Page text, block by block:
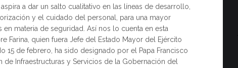
a dar un salto cualitativo en las líneas de desarrollo,
y el cuidado del personal, para una mayor
materia de seguridad. Así nos lo cuenta en esta
Farina, quien fuera Jefe del Estado Mayor del Ejército
15 de febrero, ha sido designado por el Papa Francisco
Infraestructuras y Servicios de la Gobernación del